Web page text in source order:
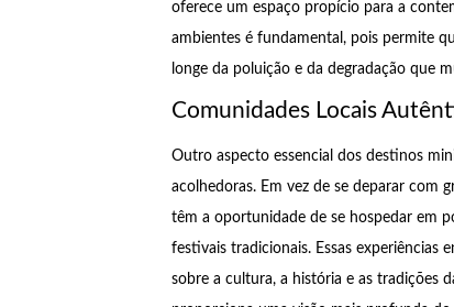
oferece um espaço propício para a
ambientes é fundamental, pois permite
longe da poluição e da degradação que
Comunidades Locais
Outro aspecto essencial dos destinos
acolhedoras. Em vez de se deparar com
têm a oportunidade de se hospedar em
festivais tradicionais. Essas experiências
sobre a cultura, a história e as tradições